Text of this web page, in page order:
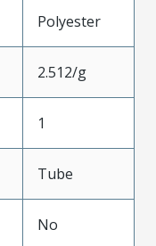
Polyester
2.512/g
1
Tube
No